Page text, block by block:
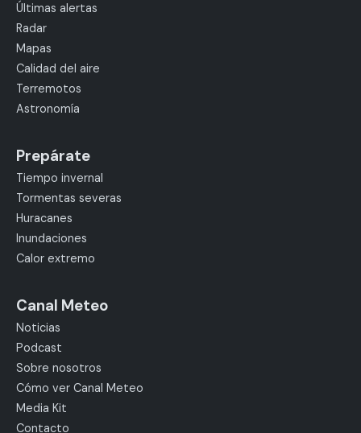
Últimas alertas
Radar
Mapas
Calidad del aire
Terremotos
Astronomía
Prepárate
Tiempo invernal
Tormentas severas
Huracanes
Inundaciones
Calor extremo
Canal Meteo
Noticias
Podcast
Sobre nosotros
Cómo ver Canal Meteo
Media Kit
Contacto